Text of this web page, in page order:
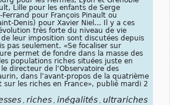
Lille pour les enfants de Serge
pour François Pinault ou
Denis) pour Xavier Niel… Il y a ces
très forte du niveau de vie
leur imposition sont discutées depuis
pas seulement. «Se focaliser sur
permet de fondre dans la masse des
populations riches situées juste en
directeur de l’Observatoire des
dans l’avant-propos de la quatrième
les riches en France», publié mardi 2
riches inégalités ultrariches